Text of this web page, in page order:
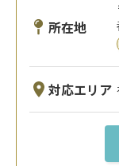
所在地
対応エリア